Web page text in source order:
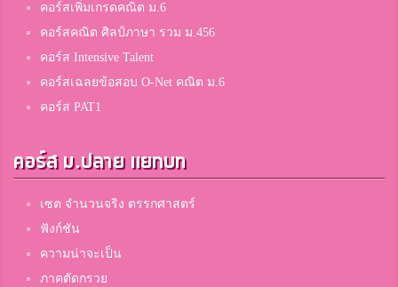
คอร์สเพิ่มเกรดคณิต ม.6
คอร์สคณิต ศิลป์ภาษา รวม ม.456
คอร์ส Intensive Talent
คอร์สเฉลยข้อสอบ O-Net คณิต ม.6
คอร์ส PAT1
คอร์ส ม.ปลาย แยกบท
เซต จำนวนจริง ตรรกศาสตร์
ฟังก์ชัน
ความน่าจะเป็น
ภาคตัดกรวย